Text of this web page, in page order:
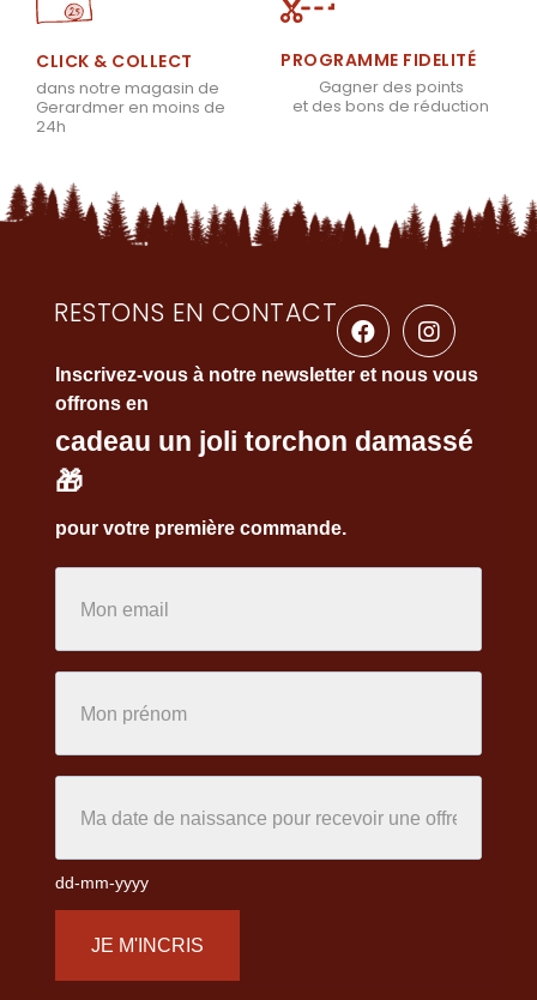
CLICK & COLLECT
dans notre magasin de
Gerardmer en moins de
24h
PROGRAMME FIDELITÉ
Gagner des points
et des bons de réduction
RESTONS EN CONTACT
Inscrivez-vous à notre newsletter et nous vous
offrons en
cadeau un joli torchon damassé
🎁
pour votre première commande.
dd-mm-yyyy
JE M'INCRIS